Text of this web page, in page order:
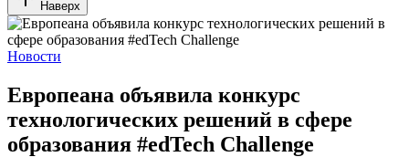
Наверх
Новости
Европеана объявила конкурс
технологических решений в сфере
образования #edTech Challenge